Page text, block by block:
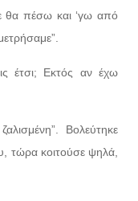
θα πέσω και ‘γω από
έτσι; Εκτός αν έχω
Βολεύτηκε
τώρα κοιτούσε ψηλά,